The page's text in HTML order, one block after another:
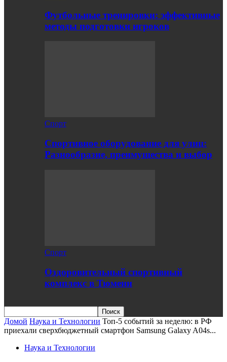
Футбольные тренировки: эффективные
методы подготовки игроков
Спорт
Спортивное оборудование для улиц:
Разнообразие, преимущества и выбор
Спорт
Оздоровительный спортивный
комплекс в Тюмени
Домой Наука и Технологии Топ-5 событий за неделю: в РФ
приехали сверхбюджетный смартфон Samsung Galaxy A04s...
Наука и Технологии